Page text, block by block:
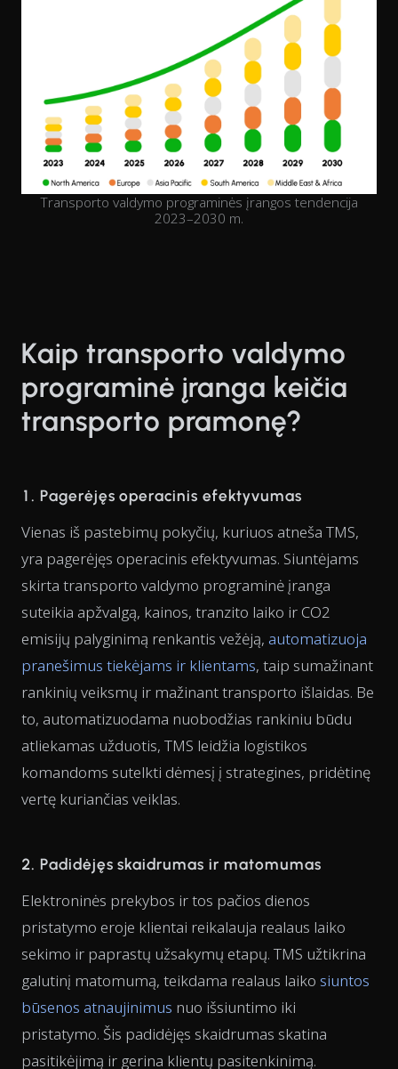
Transporto valdymo programinės įrangos tendencija
2023–2030 m.
Kaip transporto valdymo
programinė įranga keičia
transporto pramonę?
1. Pagerėjęs operacinis efektyvumas
Vienas iš pastebimų pokyčių, kuriuos atneša TMS,
yra pagerėjęs operacinis efektyvumas. Siuntėjams
skirta transporto valdymo programinė įranga
suteikia apžvalgą, kainos, tranzito laiko ir CO2
emisijų palyginimą renkantis vežėją, automatizuoja
pranešimus tiekėjams ir klientams, taip sumažinant
rankinių veiksmų ir mažinant transporto išlaidas. Be
to, automatizuodama nuobodžias rankiniu būdu
atliekamas užduotis, TMS leidžia logistikos
komandoms sutelkti dėmesį į strategines, pridėtinę
vertę kuriančias veiklas.
2. Padidėjęs skaidrumas ir matomumas
Elektroninės prekybos ir tos pačios dienos
pristatymo eroje klientai reikalauja realaus laiko
sekimo ir paprastų užsakymų etapų. TMS užtikrina
galutinį matomumą, teikdama realaus laiko siuntos
būsenos atnaujinimus nuo išsiuntimo iki
pristatymo. Šis padidėjęs skaidrumas skatina
pasitikėjimą ir gerina klientų pasitenkinimą.